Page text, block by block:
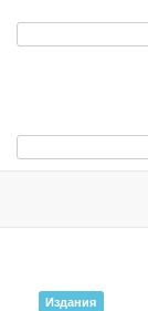
Издания